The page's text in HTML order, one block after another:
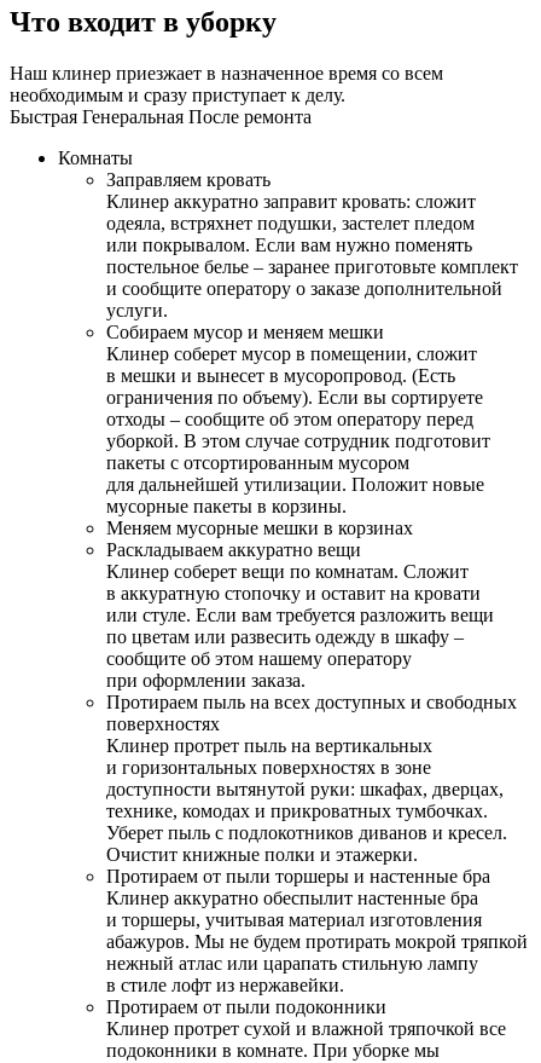
Что входит в уборку
Наш клинер приезжает в назначенное время со всем
необходимым и сразу приступает к делу.
Быстрая Генеральная После ремонта
Комнаты
Заправляем кровать
Клинер аккуратно заправит кровать: сложит
одеяла, встряхнет подушки, застелет пледом
или покрывалом. Если вам нужно поменять
постельное белье – заранее приготовьте комплект
и сообщите оператору о заказе дополнительной
услуги.
Собираем мусор и меняем мешки
Клинер соберет мусор в помещении, сложит
в мешки и вынесет в мусоропровод. (Есть
ограничения по объему). Если вы сортируете
отходы – сообщите об этом оператору перед
уборкой. В этом случае сотрудник подготовит
пакеты с отсортированным мусором
для дальнейшей утилизации. Положит новые
мусорные пакеты в корзины.
Меняем мусорные мешки в корзинах
Раскладываем аккуратно вещи
Клинер соберет вещи по комнатам. Сложит
в аккуратную стопочку и оставит на кровати
или стуле. Если вам требуется разложить вещи
по цветам или развесить одежду в шкафу –
сообщите об этом нашему оператору
при оформлении заказа.
Протираем пыль на всех доступных и свободных
поверхностях
Клинер протрет пыль на вертикальных
и горизонтальных поверхностях в зоне
доступности вытянутой руки: шкафах, дверцах,
технике, комодах и прикроватных тумбочках.
Уберет пыль с подлокотников диванов и кресел.
Очистит книжные полки и этажерки.
Протираем от пыли торшеры и настенные бра
Клинер аккуратно обеспылит настенные бра
и торшеры, учитывая материал изготовления
абажуров. Мы не будем протирать мокрой тряпкой
нежный атлас или царапать стильную лампу
в стиле лофт из нержавейки.
Протираем от пыли подоконники
Клинер протрет сухой и влажной тряпочкой все
подоконники в комнате. При уборке мы